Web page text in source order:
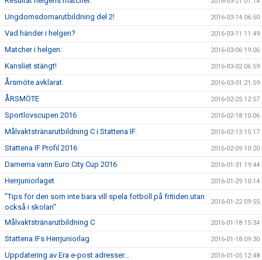
Ungdomsdomarutbildning del 2! 2016-03-14 06:50
Vad händer i helgen? 2016-03-11 11:49
Matcher i helgen: 2016-03-06 19:06
Kansliet stängt! 2016-03-02 06:59
Årsmöte avklarat. 2016-03-01 21:59
ÅRSMÖTE 2016-02-25 12:57
Sportlovscupen 2016 2016-02-18 10:06
Målvaktstränarutbildning C i Stattena IF. 2016-02-13 15:17
Stattena IF Profil 2016 2016-02-09 10:20
Damerna vann Euro City Cup 2016 2016-01-31 19:44
Herrjuniorlaget 2016-01-29 10:14
"Tips för den som inte bara vill spela fotboll på fritiden utan
också i skolan"
2016-01-22 09:55
Målvaktstränarutbildning C 2016-01-18 15:34
Stattena IFs Herrjuniorlag 2016-01-18 09:30
Uppdatering av Era e-post adresser... 2016-01-05 12:48